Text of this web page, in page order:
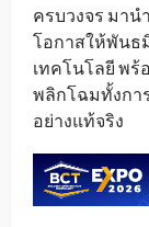
ครบวงจร มาน
โอกาสให้พันธ
เทคโนโลยี พ
พลิกโฉมทั้งกา
อย่างแท้จริง